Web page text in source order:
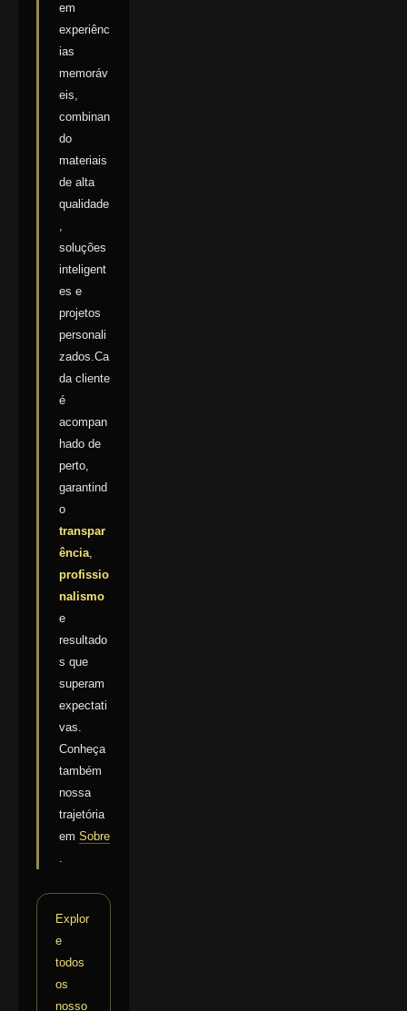
em
experiênc
ias
memoráv
eis,
combinan
do
materiais
de alta
qualidade
,
soluções
inteligent
es e
projetos
personali
zados.Ca
da cliente
é
acompan
hado de
perto,
garantind
o
transpar
ência,
profissio
nalismo
e
resultado
s que
superam
expectati
vas.
Conheça
também
nossa
trajetória
em Sobre
.
Explor
e
todos
os
nosso